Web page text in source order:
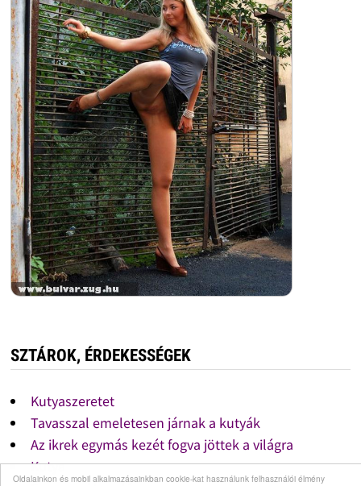
Oldalainkon és mobil alkalmazásainkban cookie-kat használunk felhasználói élmény
SZTÁROK, ÉRDEKESSÉGEK
Kutyaszeretet
Tavasszal emeletesen járnak a kutyák
Az ikrek egymás kezét fogva jöttek a világra
Kutya